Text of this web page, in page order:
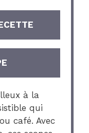
à la
qui
café. Avec